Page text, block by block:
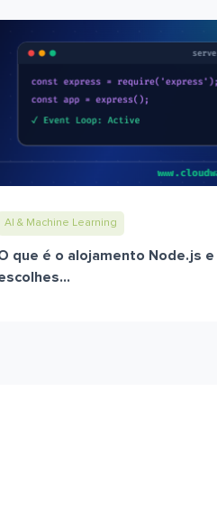
AI & Machine Learning
que é o alojamento Node.js e